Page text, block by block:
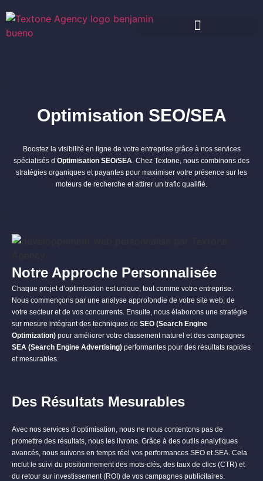
Optimisation SEO/SEA
Boostez la visibilité en ligne de votre entreprise grâce à nos services
spécialisés d’Optimisation SEO/SEA. Chez Textone, nous combinons des
stratégies organiques et payantes pour maximiser votre présence sur les
moteurs de recherche et attirer un trafic qualifié.
Notre Approche Personnalisée
Chaque projet d’optimisation est unique, tout comme votre entreprise.
Nous commençons par une analyse approfondie de votre site web, de
votre secteur et de vos concurrents. Ensuite, nous élaborons une stratégie
sur mesure intégrant des techniques de SEO (Search Engine
Optimization) pour améliorer votre classement naturel et des campagnes
SEA (Search Engine Advertising) performantes pour des résultats rapides
et mesurables.
Des Résultats Mesurables
Avec nos services d’optimisation, nous ne nous contentons pas de
promettre des résultats, nous les livrons. Grâce à des outils analytiques
avancés, nous suivons en temps réel vos performances SEO et SEA. Cela
inclut le suivi du positionnement des mots-clés, des taux de clics (CTR) et
du retour sur investissement (ROI) de vos campagnes publicitaires.